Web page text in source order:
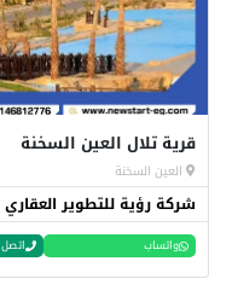
قرية تلال العين السخنة
العين السخنة
شركة رؤية للتطوير العقاري
واتساب اتصل